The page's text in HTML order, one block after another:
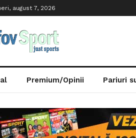
august 7, 2026
Premium/Opinii Pariuri